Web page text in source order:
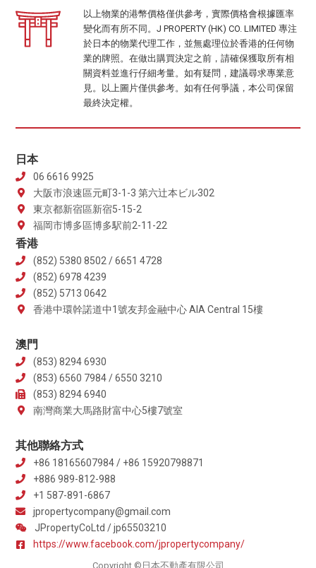
以上物業的港幣價格僅供參考，實際價格會根據匯率
變化而有所不同。J PROPERTY (HK) CO. LIMITED 專注
於日本的物業代理工作，並無處理位於香港的任何物
業的牌照。在做出購買決定之前，請確保獲取所有相
關資料並進行仔細考量。如有疑問，建議尋求專業意
見。以上圖片僅供參考。如有任何爭議，本公司保留
最終決定權。
日本
06 6616 9925
大阪市浪速區元町3-1-3 第六辻本ビル302
東京都新宿區新宿5-15-2
福岡市博多區博多駅前2-11-22
香港
(852) 5380 8502 / 6651 4728
(852) 6978 4239
(852) 5713 0642
香港中環幹諾道中1號友邦金融中心 AIA Central 15樓
澳門
(853) 8294 6930
(853) 6560 7984 / 6550 3210
(853) 8294 6940
南灣商業大馬路財富中心5樓7號室
其他聯絡方式
+86 18165607984 / +86 15920798871
+886 989-812-988
+1 587-891-6867
jpropertycompany@gmail.com
JPropertyCoLtd / jp65503210
https://www.facebook.com/jpropertycompany/
Copyright ©日本不動產有限公司